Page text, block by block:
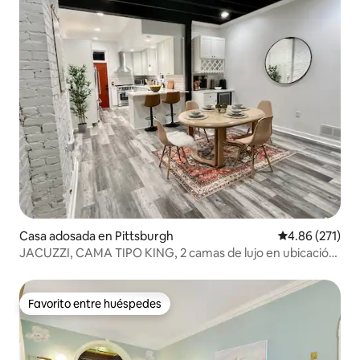
Casa adosada en Pittsburgh Calificación
4.86 (271)
JACUZZI, CAMA TIPO KING, 2 camas de lujo en ubicación
Favorito entre huéspedes
Favorito entre huéspedes